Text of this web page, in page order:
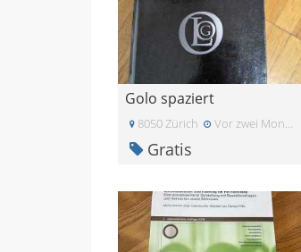
Golo spaziert
8050 Zürich Vor zwei Monaten
Gratis